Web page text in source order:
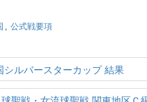
, 公式戦要項
シルバースターカップ 結果